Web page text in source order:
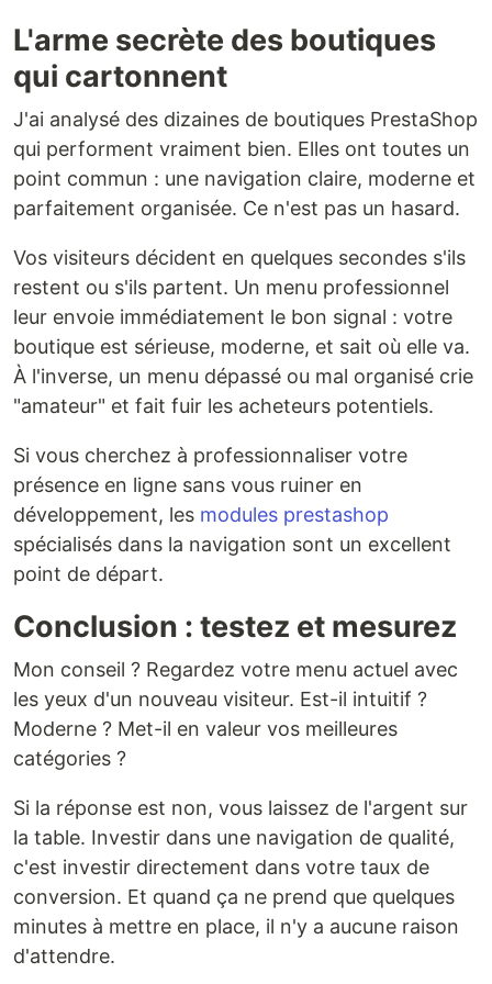
L'arme secrète des boutiques
qui cartonnent
J'ai analysé des dizaines de boutiques PrestaShop
qui performent vraiment bien. Elles ont toutes un
point commun : une navigation claire, moderne et
parfaitement organisée. Ce n'est pas un hasard.
Vos visiteurs décident en quelques secondes s'ils
restent ou s'ils partent. Un menu professionnel
leur envoie immédiatement le bon signal : votre
boutique est sérieuse, moderne, et sait où elle va.
À l'inverse, un menu dépassé ou mal organisé crie
"amateur" et fait fuir les acheteurs potentiels.
Si vous cherchez à professionnaliser votre
présence en ligne sans vous ruiner en
développement, les modules prestashop
spécialisés dans la navigation sont un excellent
point de départ.
Conclusion : testez et mesurez
Mon conseil ? Regardez votre menu actuel avec
les yeux d'un nouveau visiteur. Est-il intuitif ?
Moderne ? Met-il en valeur vos meilleures
catégories ?
Si la réponse est non, vous laissez de l'argent sur
la table. Investir dans une navigation de qualité,
c'est investir directement dans votre taux de
conversion. Et quand ça ne prend que quelques
minutes à mettre en place, il n'y a aucune raison
d'attendre.